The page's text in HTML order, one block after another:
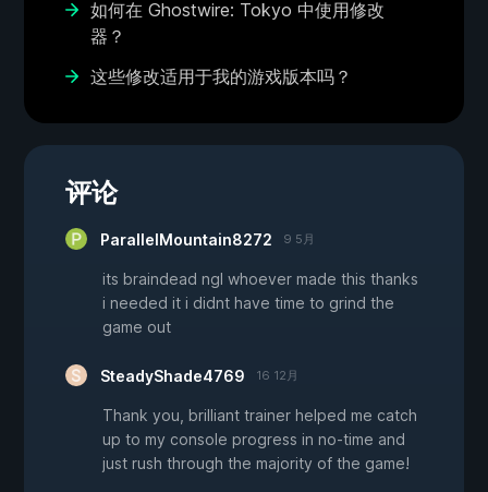
如何在 Ghostwire: Tokyo 中使用修改
器？
这些修改适用于我的游戏版本吗？
评论
ParallelMountain8272 9 5月
its braindead ngl whoever made this thanks
i needed it i didnt have time to grind the
game out
SteadyShade4769 16 12月
Thank you, brilliant trainer helped me catch
up to my console progress in no-time and
just rush through the majority of the game!